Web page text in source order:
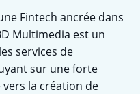
Fintech ancrée dans
Multimedia est un
services de
sur une forte
la création de